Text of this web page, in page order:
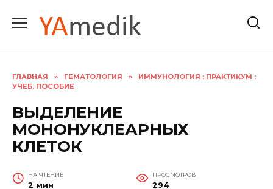
содержанию
ГЛАВНАЯ » ГЕМАТОЛОГИЯ »
ИММУНОЛОГИЯ : ПРАКТИКУМ :
УЧЕБ. ПОСОБИЕ
ВЫДЕЛЕНИЕ
МОНОНУКЛЕАРНЫХ
КЛЕТОК
НА ЧТЕНИЕ
2 мин
ПРОСМОТРОВ
294